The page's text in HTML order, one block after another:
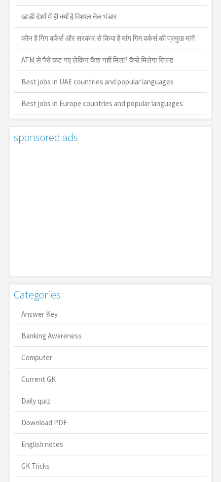
खाड़ी देशों में ही क्यों है व‍िशाल तेल भंडार
कौन है गिग वर्कर्स और सरकार से किया है मांग गिग वर्कर्स की प्रमुख मांगें
ATM से पैसे कट गए लेकिन कैश नहीं मिला? कैसे मिलेगा रिफंड
Best jobs in UAE countries and popular languages
Best jobs in Europe countries and popular languages
sponsored ads
Categories
Answer Key
Banking Awareness
Computer
Current GK
Daily quiz
Download PDF
English notes
GK Tricks